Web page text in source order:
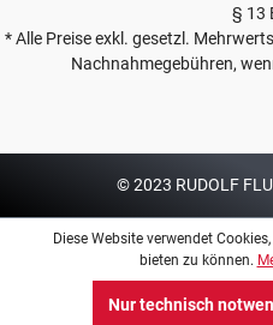
§ 13
* Alle Preise exkl. gesetzl.
Nachnahmegebühren,
© 2023 RUDOLF
Diese Website verwendet
bieten zu können.
Nur technisch